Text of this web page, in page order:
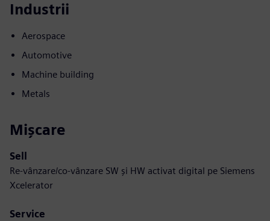
Industrii
Aerospace
Automotive
Machine building
Metals
Mișcare
Sell
Re-vânzare/co-vânzare SW și HW activat digital pe Siemens
Xcelerator
Service